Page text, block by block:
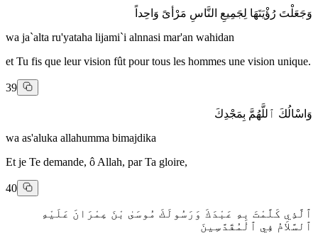
وَجَعَلْتَ رُؤْيَتَهَا لِجَمِيعِ النَّاسِ مَرْأىً وَاحِداً
wa ja`alta ru'yataha lijami`i alnnasi mar'an wahidan
et Tu fis que leur vision fût pour tous les hommes une vision unique.
39
وَاسْالُكَ ٱللَّهُمَّ بِمَجْدِكَ
wa as'aluka allahumma bimajdika
Et je Te demande, ô Allah, par Ta gloire,
40
ٱلَّذِي كَلَّمْتَ بِهِ عَبْدَكَ وَرَسُولَكَ مُوسَىٰ بْنَ عِمْرَانَ عَلَيْهِ
ٱلسَّلاَمُ فِي ٱلْمُقَدَّسِينَ